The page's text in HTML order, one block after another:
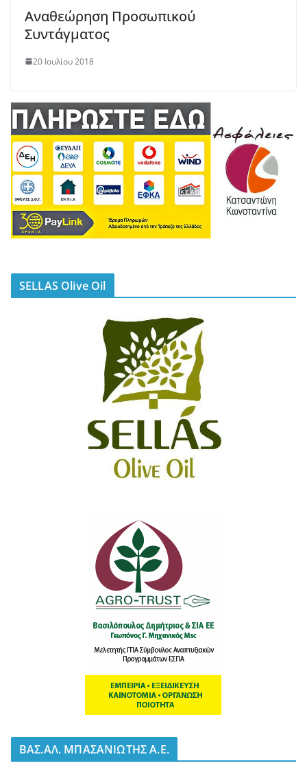
Αναθεώρηση Προσωπικού
Συντάγματος
20 Ιουλίου 2018
SELLAS Olive Oil
BΑΣ.ΑΛ. ΜΠΑΣΑΝΙΩΤΗΣ Α.Ε.